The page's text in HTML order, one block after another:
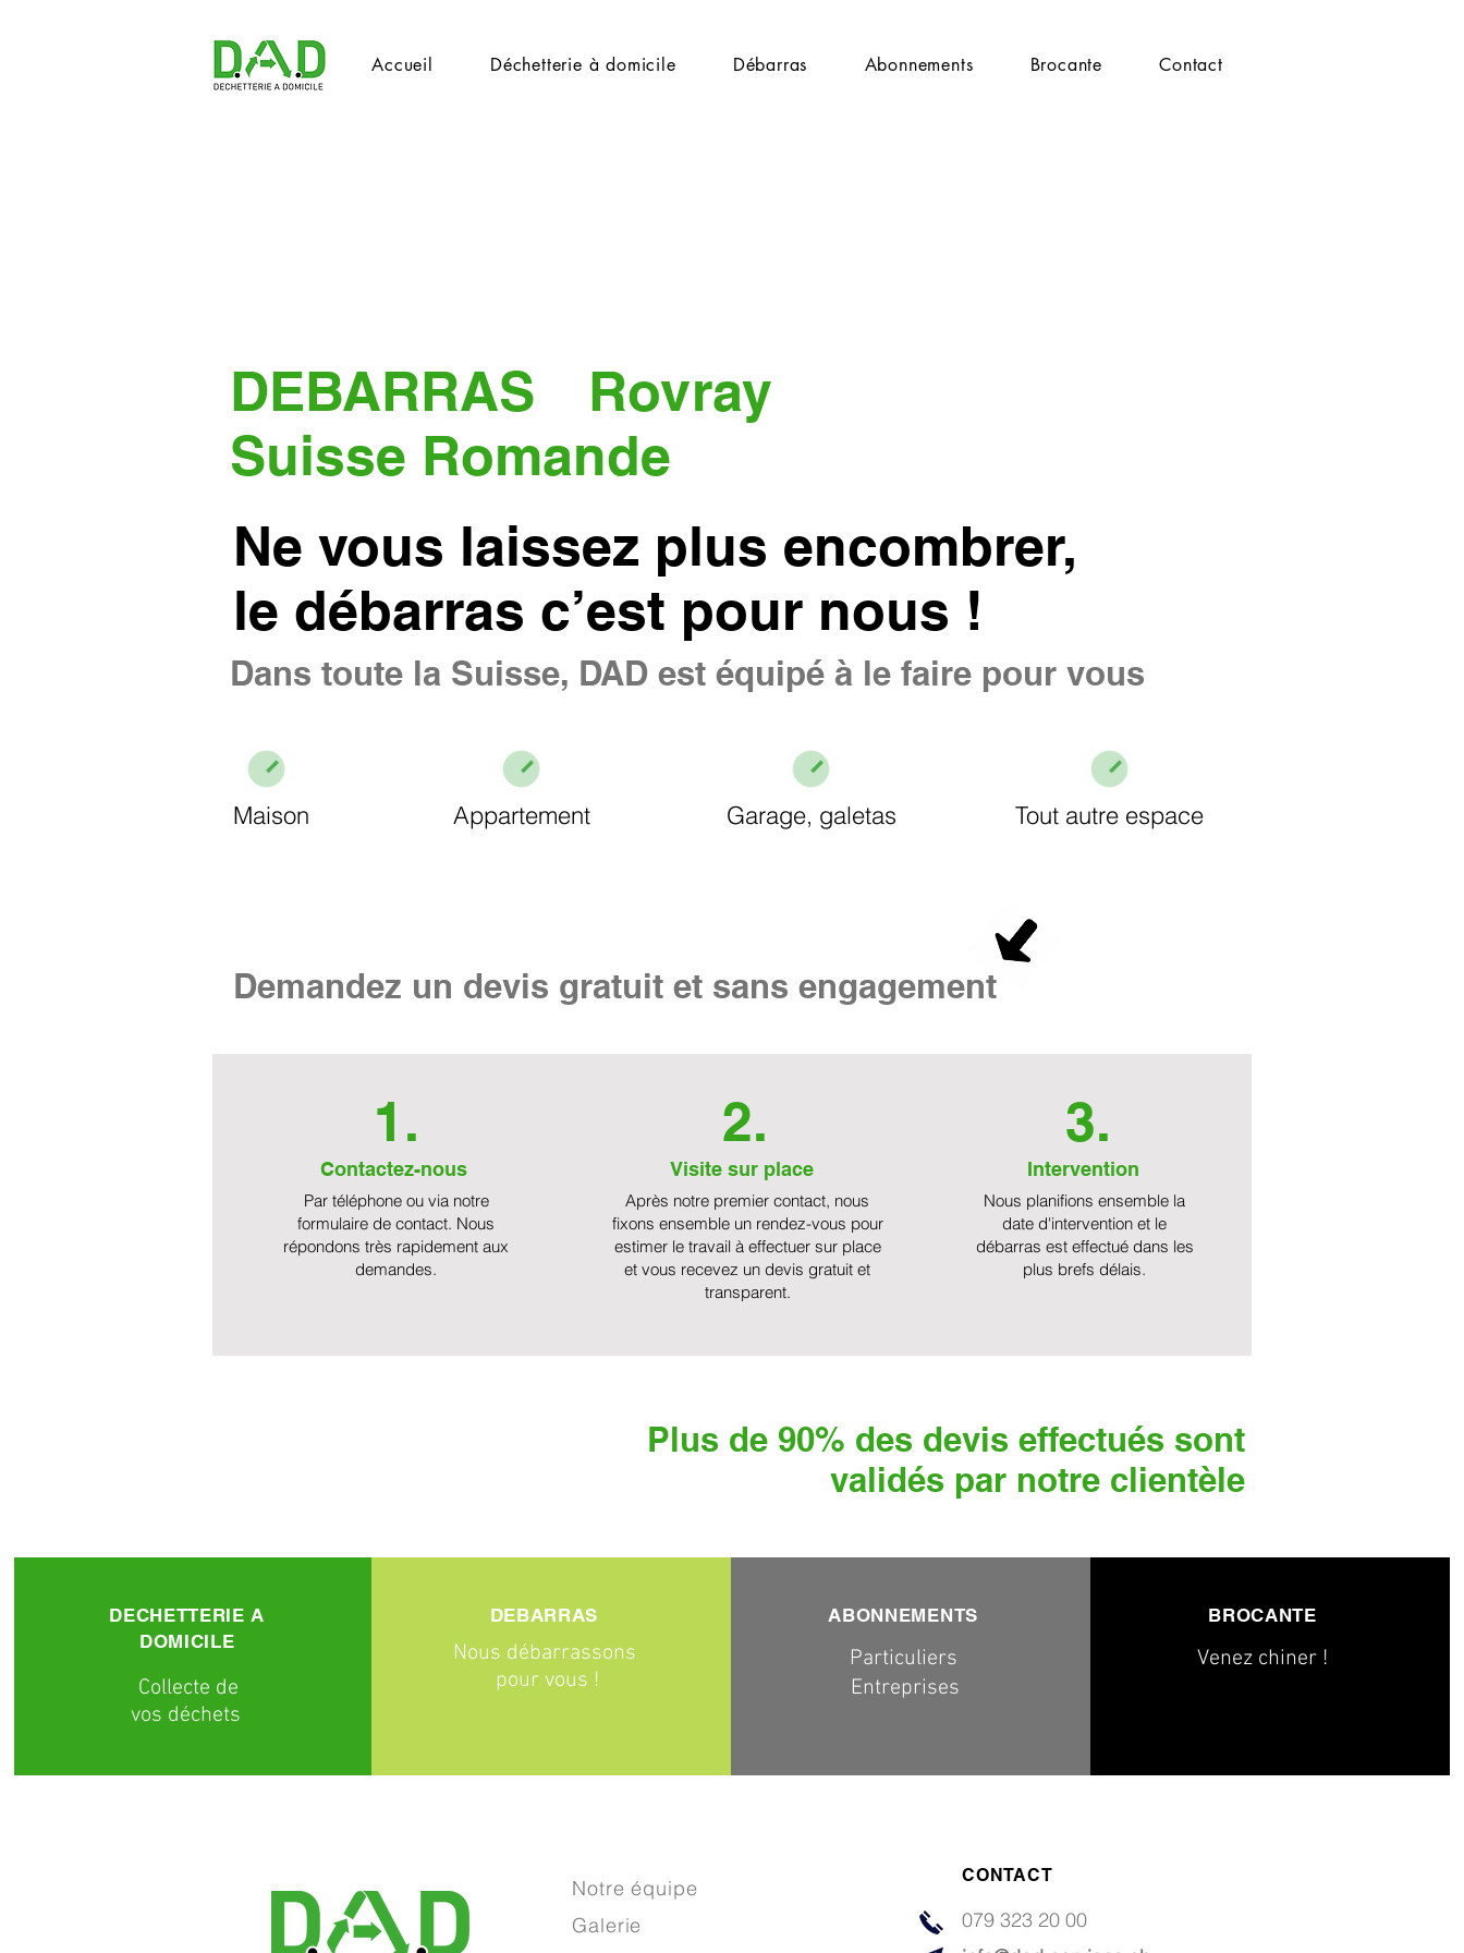
Accueil Déchetterie à domicile Débarras Abonnements Brocante Contact
DEBARRAS
Rovray
Suisse Romande
Ne vous laissez plus encombrer,
le débarras c’est pour nous !
Dans toute la Suisse, DAD est équipé à le faire pour vous
Maison Appartement Garage, galetas Tout autre espace
Demandez un devis gratuit et sans engagement
1.
Contactez-nous
Par téléphone ou via notre
formulaire de contact. Nous
répondons très rapidement aux
demandes.
2.
Visite sur place
Après notre premier contact, nous
fixons ensemble un rendez-vous pour
estimer le travail à effectuer sur place
et vous recevez un devis gratuit et
transparent.
3.
Intervention
Nous planifions ensemble la
date d'intervention et le
débarras est effectué dans les
plus brefs délais.
Plus de 90% des devis effectués sont
validés par notre clientèle
DECHETTERIE A
DOMICILE
Collecte de
vos déchets
DEBARRAS
Nous débarrassons
pour vous !
ABONNEMENTS
Particuliers
Entreprises
BROCANTE
Venez chiner !
Notre équipe
Galerie
CONTACT
079 323 20 00